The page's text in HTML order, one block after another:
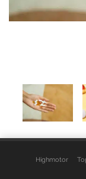
Highmotor